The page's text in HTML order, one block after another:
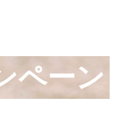
ペーン